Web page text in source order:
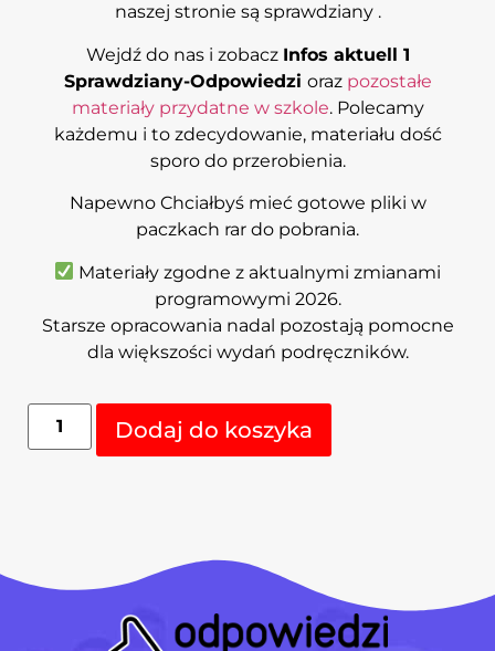
naszej stronie są sprawdziany .
Wejdź do nas i zobacz Infos aktuell 1
Sprawdziany-Odpowiedzi oraz pozostałe
materiały przydatne w szkole. Polecamy
każdemu i to zdecydowanie, materiału dość
sporo do przerobienia.
Napewno Chciałbyś mieć gotowe pliki w
paczkach rar do pobrania.
Materiały zgodne z aktualnymi zmianami
programowymi 2026.
Starsze opracowania nadal pozostają pomocne
dla większości wydań podręczników.
Dodaj do koszyka